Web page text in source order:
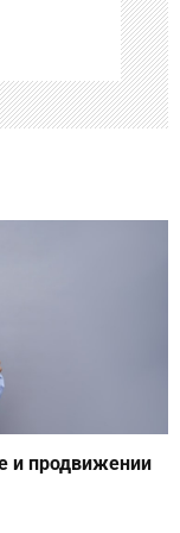
и продвижении